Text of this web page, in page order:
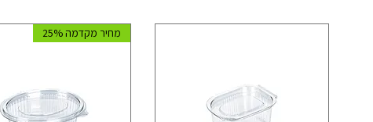
מחיר מקדמה 25%